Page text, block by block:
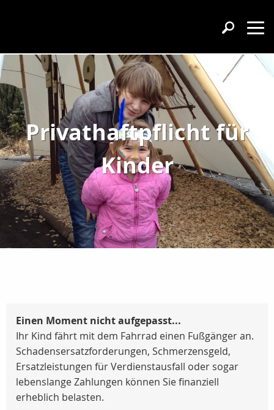
Privathaftpflicht für
Kinder
Einen Moment nicht aufgepasst...
Ihr Kind fährt mit dem Fahrrad einen Fußgänger an.
Schadensersatzforderungen, Schmerzensgeld,
Ersatzleistungen für Verdienstausfall oder sogar
lebenslange Zahlungen können Sie finanziell
erheblich belasten.